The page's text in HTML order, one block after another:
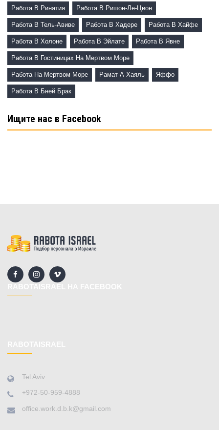
Работа В Ринатия Работа В Ришон-Ле-Цион
Работа В Тель-Авиве Работа В Хадере Работа В Хайфе
Работа В Холоне Работа В Эйлате Работа В Явне
Работа В Гостиницах На Мертвом Море
Работа На Мертвом Море Рамат-А-Хаяль Яффо
Работа В Бней Брак
Ищите нас в Facebook
Tel Aviv
+972-50-959-4888
office.work.d.b.k@gmail.com